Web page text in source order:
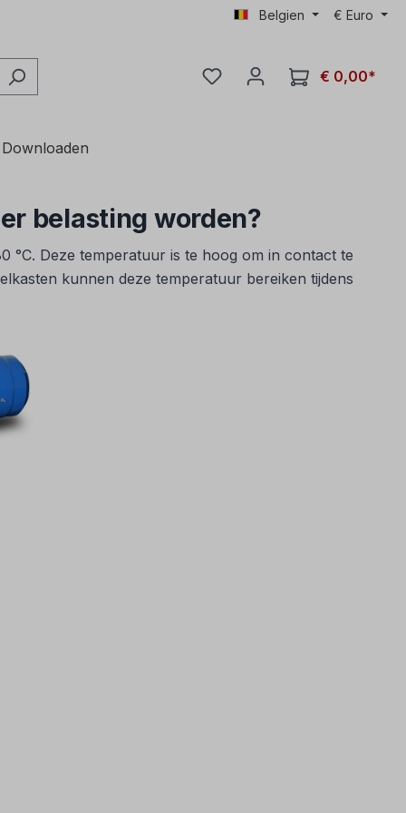
Belgien € Euro
€ 0,00*
Downloaden
belasting worden?
°C. Deze temperatuur is te hoog om in contact te
kunnen deze temperatuur bereiken tijdens